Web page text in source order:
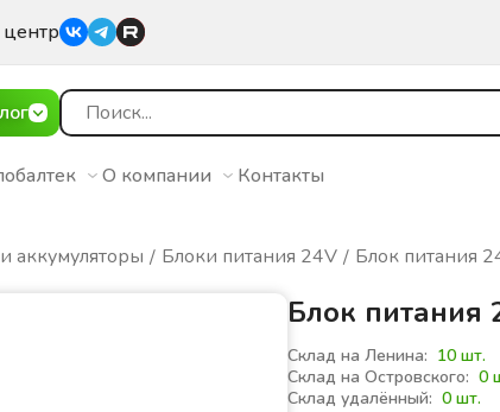
О компании Контакты
аккумуляторы Блоки питания 24V Блок питания
Блок питания
Склад на Ленина: 10 шт.
Склад на Островского: 0
Склад удалённый: 0 шт.